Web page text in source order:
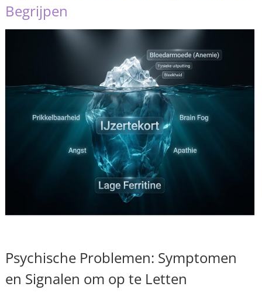
Begrijpen
Psychische Problemen: Symptomen
en Signalen om op te Letten